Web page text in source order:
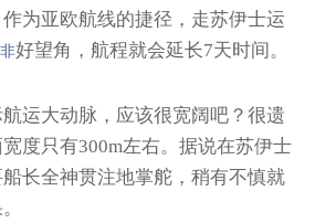
为亚欧航线的捷径，走苏伊士运
好望角，航程就会延长7天时间。
运大动脉，应该很宽阔吧？很遗
度只有300m左右。据说在苏伊士
长全神贯注地掌舵，稍有不慎就